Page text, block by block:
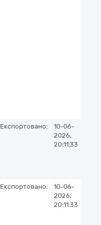
Експортовано:
10-06-
2026,
20:11:33
Експортовано:
10-06-
2026,
20:11:33